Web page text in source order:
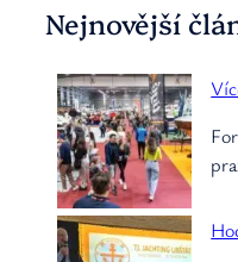
Nejnovější